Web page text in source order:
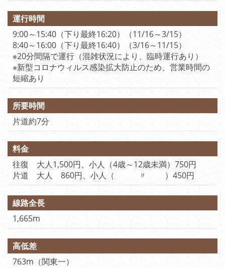
運行時間
9:00～15:40（下り最終16:20）（11/16～3/15）
8:40～16:00（下り最終16:40）（3/16～11/15）
※20分間隔で運行（混雑状況により、臨時運行あり）
※新型コロナウィルス感染拡大防止のため、営業時間の
短縮あり
所要時間
片道約7分
料金
往復 大人1,500円、小人（4歳～12歳未満）750円
片道 大人 860円、小人（ 〃 ）450円
線路全長
1,665m
高低差
763m（関東一）